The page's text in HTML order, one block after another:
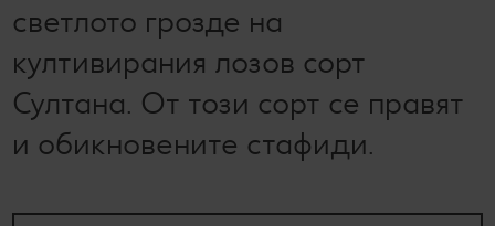
светлото грозде на
култивирания лозов сорт
Султана. От този сорт се правят
и обикновените стафиди.